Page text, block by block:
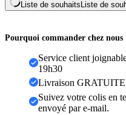
cadeaux,Liste de souhaits Liste de
Pourquoi commander chez nous
Service client
19h30
Livraison GRATUITE
Suivez votre colis en
envoyé par e-mail.